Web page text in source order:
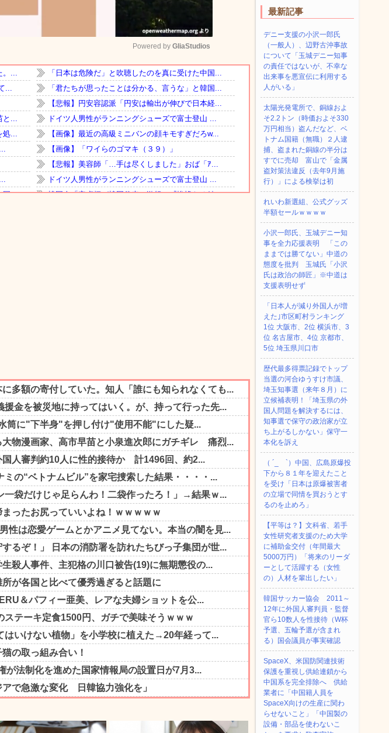
Mute
Powered by GliaStudios
最新記事
デニー支援の小沢一郎氏
（一般人）、辺野古沖事故
について「玉城デニー知事
の責任ではないが、不幸な
出来事を悪宣伝に利用する
人がいる」
太陽光発電所で、銅線およ
そ2.2トン（時価およそ330
万円相当）盗んだなど、ベ
トナム国籍（無職）２人逮
捕、盗まれた銅線の半分は
すでに売却 富山で「金属
盗対策法違反（去年9月施
行）」による検挙は初
れいわ新選組、公式グッズ
半額セールｗｗｗｗ
小沢一郎氏、玉城デニー知
事を全力応援表明 「この
ままでは勝てない」中道の
態度を批判 玉城氏「小沢
氏は政治の師匠」※中道は
支援表明せず
「日本人が減り外国人が増
えた｣市区町村ランキング
1位 大阪市、2位 横浜市、3
位 名古屋市、4位 京都市、
5位 埼玉県川口市
歴代最多得票記録でトップ
当選の河合ゆうすけ市議、
埼玉知事選（来年８月）に
立候補表明！「埼玉県の外
国人問題を解決するには、
知事選で保守の政治家が立
ち上がるしかない」保守一
本化を訴え
（ ´_ゝ`）中国、広島原爆投
下から８１年を迎えたこと
を受け「日本は原爆被害者
の立場で同情を買おうとす
るのを止めろ」
【平等は？】文科省、若手
女性研究者支援のため大学
に補助金交付（年間最大
5000万円）「将来のリーダ
ーとして活躍する（女性
の）人材を輩出したい」
韓国サッカー協会 2011～
12年に外国人審判員・監督
官ら10数人を性接待（W杯
予選、五輪予選が含まれ
る）国会議員が事実確認
SpaceX、米国防関連技術
保護を重視し供給連鎖から
中国系を完全排除へ 供給
業者に「中国籍人員を
SpaceX向けの生産に関わ
らせないこと」「中国製の
設備・部品を使わないこ